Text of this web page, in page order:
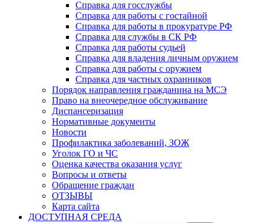
Справка для госслужбы
Справка для работы с гостайной
Справка для работы в прокуратуре РФ
Справка для службы в СК РФ
Справка для работы судьей
Справка для владения личным оружием
Справка для работы с оружием
Справка для частных охранников
Порядок направления гражданина на МСЭ
Право на внеочередное обслуживание
Диспансеризация
Нормативные документы
Новости
Профилактика заболеваний, ЗОЖ
Уголок ГО и ЧС
Оценка качества оказания услуг
Вопросы и ответы
Обращение граждан
ОТЗЫВЫ
Карта сайта
ДОСТУПНАЯ СРЕДА